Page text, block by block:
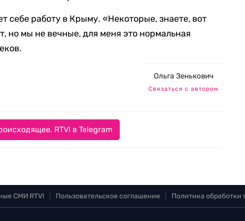
себе работу в Крыму. «Некоторые, знаете, вот
но мы не вечные, для меня это нормальная
Ольга Зенькович
Связаться с автором
RTVI в Telegram
СМИ RTVI Пользовательское соглашение Политика